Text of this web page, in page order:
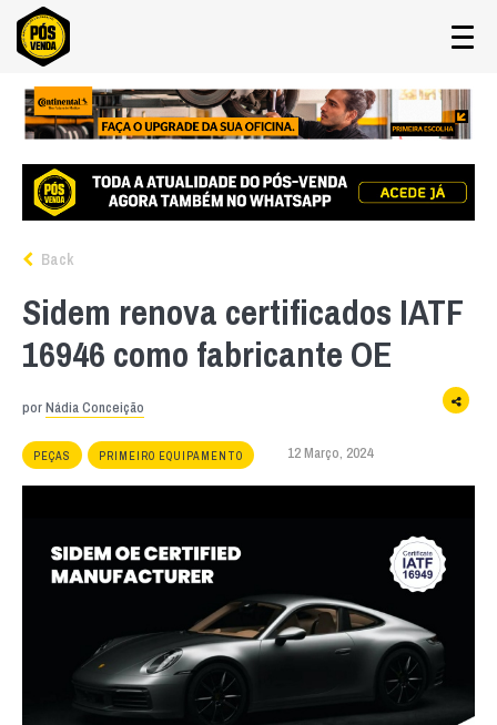
Back
Sidem renova certificados IATF
16946 como fabricante OE
porNádia Conceição
PEÇAS PRIMEIRO EQUIPAMENTO 12 Março, 2024